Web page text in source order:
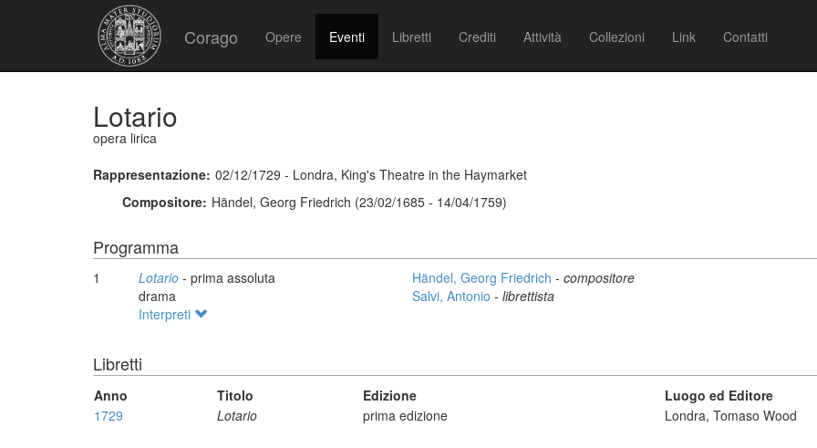
Corago Opere Eventi Libretti Crediti Attività Collezioni Link Contatti
Lotario
opera lirica
Rappresentazione: 02/12/1729 - Londra, King's Theatre in the Haymarket
Compositore: Händel, Georg Friedrich (23/02/1685 - 14/04/1759)
Programma
1 Lotario - prima assoluta
drama
Händel, Georg Friedrich - compositore
Salvi, Antonio - librettista
Interpreti
Libretti
Anno Titolo Edizione
Luogo ed Editore
1729
Lotario prima edizione Londra, Tomaso Wood